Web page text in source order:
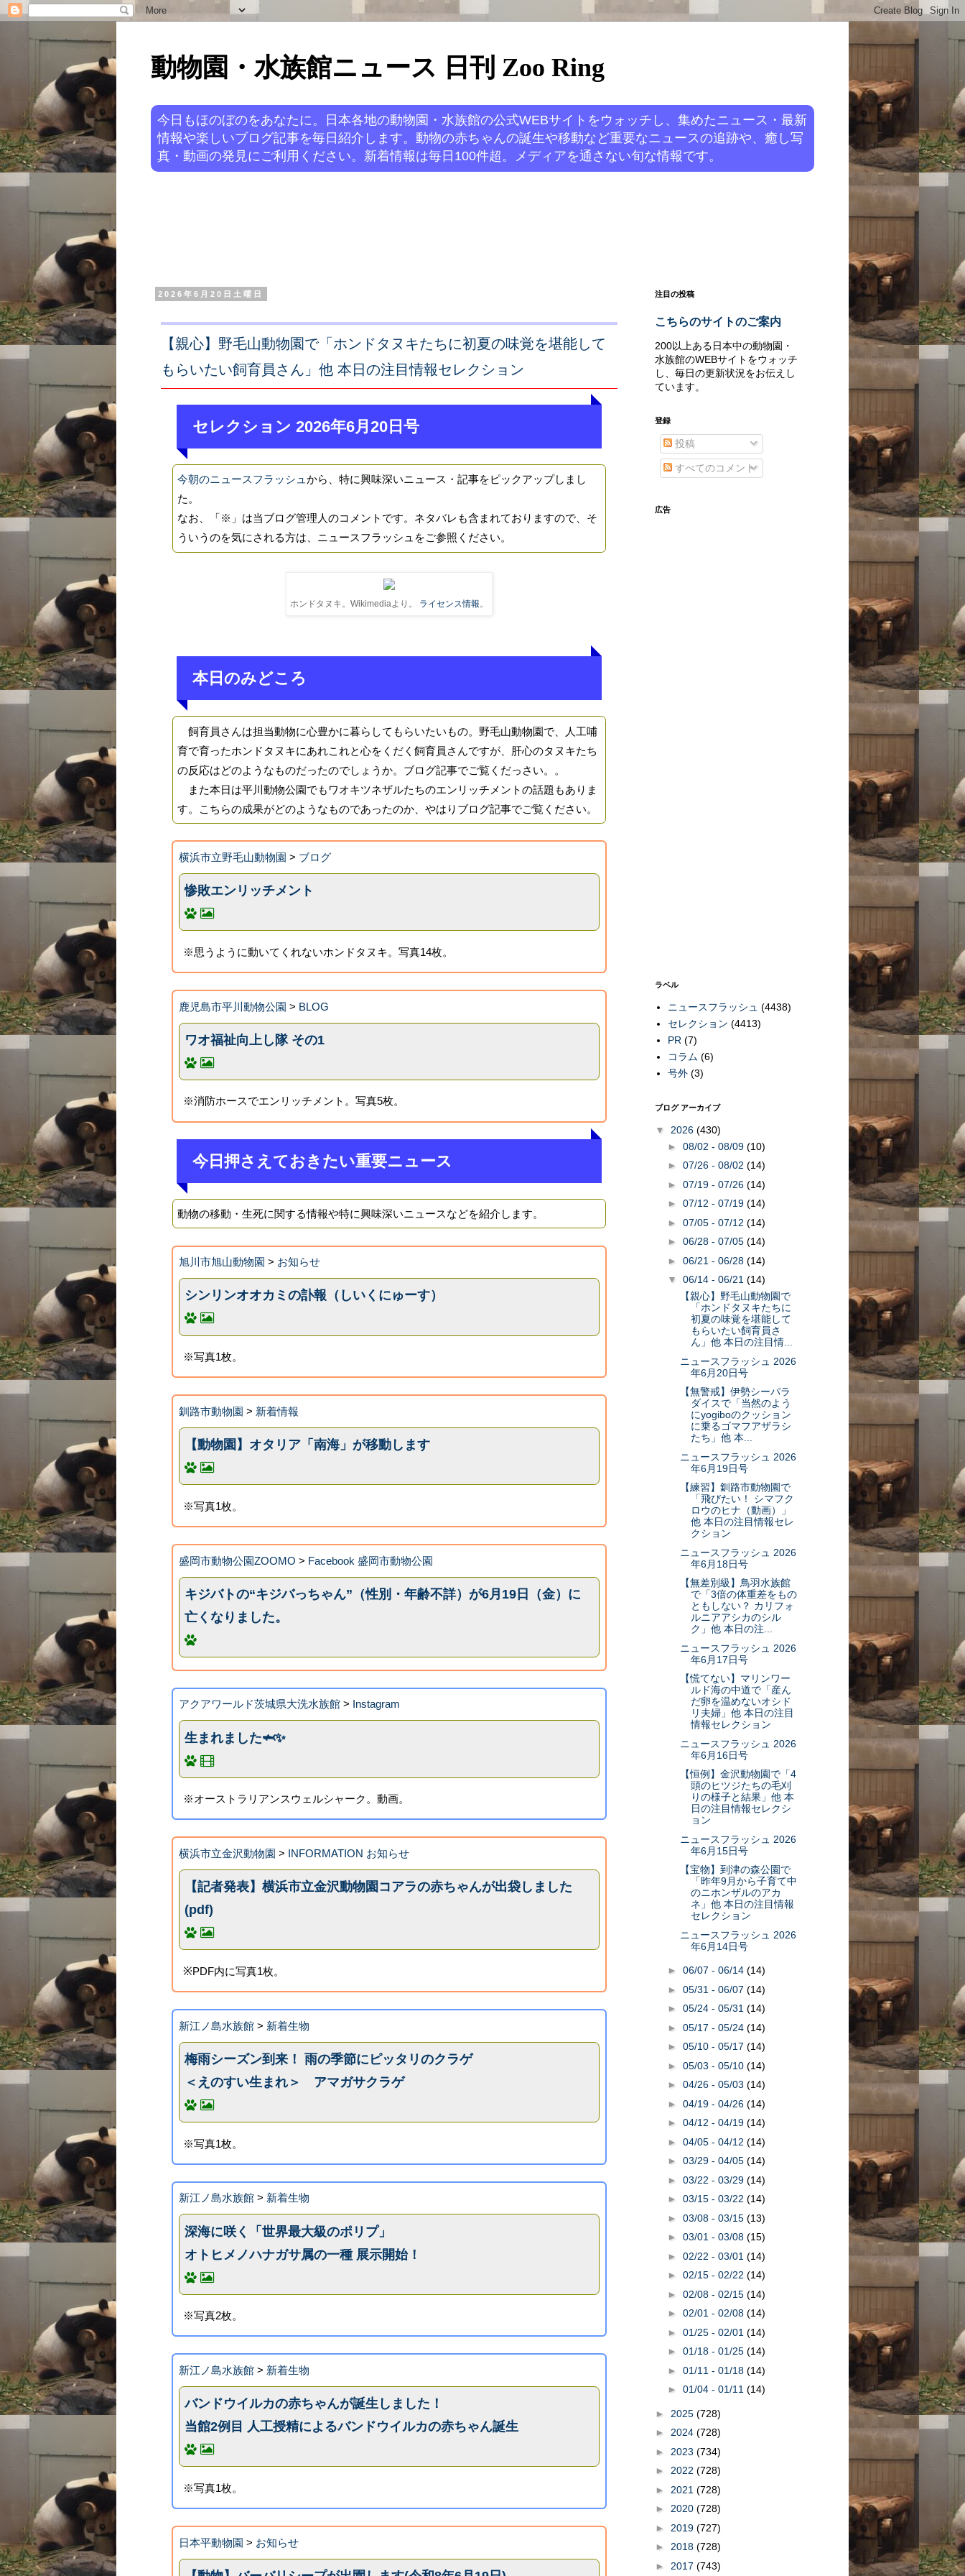
動物園・水族館ニュース 日刊 Zoo Ring
今日もほのぼのをあなたに。日本各地の動物園・水族館の公式WEBサイトをウォッチし、集めたニュース・最新
情報や楽しいブログ記事を毎日紹介します。動物の赤ちゃんの誕生や移動など重要なニュースの追跡や、癒し写
真・動画の発見にご利用ください。新着情報は毎日100件超。メディアを通さない旬な情報です。
2026年6月20日土曜日
【親心】野毛山動物園で「ホンドタヌキたちに初夏の味覚を堪能して
もらいたい飼育員さん」他 本日の注目情報セレクション
セレクション 2026年6月20日号
今朝のニュースフラッシュから、特に興味深いニュース・記事をピックアップしまし
た。
なお、「※」は当ブログ管理人のコメントです。ネタバレも含まれておりますので、そ
ういうのを気にされる方は、ニュースフラッシュをご参照ください。
ホンドタヌキ。Wikimediaより。 ライセンス情報 。
本日のみどころ
飼育員さんは担当動物に心豊かに暮らしてもらいたいもの。野毛山動物園で、人工哺
育で育ったホンドタヌキにあれこれと心をくだく飼育員さんですが、肝心のタヌキたち
の反応はどのようなものだったのでしょうか。ブログ記事でご覧くだっさい。。
また本日は平川動物公園でもワオキツネザルたちのエンリッチメントの話題もありま
す。こちらの成果がどのようなものであったのか、やはりブログ記事でご覧ください。
横浜市立野毛山動物園 > ブログ
惨敗エンリッチメント
※思うように動いてくれないホンドタヌキ。写真14枚。
鹿児島市平川動物公園 > BLOG
ワオ福祉向上し隊 その1
※消防ホースでエンリッチメント。写真5枚。
今日押さえておきたい重要ニュース
動物の移動・生死に関する情報や特に興味深いニュースなどを紹介します。
旭川市旭山動物園 > お知らせ
シンリンオオカミの訃報（しいくにゅーす）
※写真1枚。
釧路市動物園 > 新着情報
【動物園】オタリア「南海」が移動します
※写真1枚。
盛岡市動物公園ZOOMO > Facebook 盛岡市動物公園
キジバトの“キジバっちゃん”（性別・年齢不詳）が6月19日（金）に
亡くなりました。
アクアワールド茨城県大洗水族館 > Instagram
生まれました🦈✨
※オーストラリアンスウェルシャーク。動画。
横浜市立金沢動物園 > INFORMATION お知らせ
【記者発表】横浜市立金沢動物園コアラの赤ちゃんが出袋しました
(pdf)
※PDF内に写真1枚。
新江ノ島水族館 > 新着生物
梅雨シーズン到来！ 雨の季節にピッタリのクラゲ
＜えのすい生まれ＞ アマガサクラゲ
※写真1枚。
新江ノ島水族館 > 新着生物
深海に咲く「世界最大級のポリプ」
オトヒメノハナガサ属の一種 展示開始！
※写真2枚。
新江ノ島水族館 > 新着生物
バンドウイルカの赤ちゃんが誕生しました！
当館2例目 人工授精によるバンドウイルカの赤ちゃん誕生
※写真1枚。
日本平動物園 > お知らせ
注目の投稿
こちらのサイトのご案内
200以上ある日本中の動物園・
水族館のWEBサイトをウォッチ
し、毎日の更新状況をお伝えし
ています。
登録
投稿
すべてのコメント
広告
ラベル
ニュースフラッシュ (4438)
セレクション (4413)
PR (7)
コラム (6)
号外 (3)
ブログ アーカイブ
▼ 2026 (430)
► 08/02 - 08/09 (10)
► 07/26 - 08/02 (14)
► 07/19 - 07/26 (14)
► 07/12 - 07/19 (14)
► 07/05 - 07/12 (14)
► 06/28 - 07/05 (14)
► 06/21 - 06/28 (14)
▼ 06/14 - 06/21 (14)
【親心】野毛山動物園で
「ホンドタヌキたちに
初夏の味覚を堪能して
もらいたい飼育員さ
ん」他 本日の注目情...
ニュースフラッシュ 2026
年6月20日号
【無警戒】伊勢シーパラ
ダイスで「当然のよう
にyogiboのクッション
に乗るゴマフアザラシ
たち」他 本...
ニュースフラッシュ 2026
年6月19日号
【練習】釧路市動物園で
「飛びたい！ シマフク
ロウのヒナ（動画）」
他 本日の注目情報セレ
クション
ニュースフラッシュ 2026
年6月18日号
【無差別級】鳥羽水族館
で「3倍の体重差をもの
ともしない？ カリフォ
ルニアアシカのシル
ク」他 本日の注...
ニュースフラッシュ 2026
年6月17日号
【慌てない】マリンワー
ルド海の中道で「産ん
だ卵を温めないオシド
リ夫婦」他 本日の注目
情報セレクション
ニュースフラッシュ 2026
年6月16日号
【恒例】金沢動物園で「4
頭のヒツジたちの毛刈
りの様子と結果」他 本
日の注目情報セレクシ
ョン
ニュースフラッシュ 2026
年6月15日号
【宝物】到津の森公園で
「昨年9月から子育て中
のニホンザルのアカ
ネ」他 本日の注目情報
セレクション
ニュースフラッシュ 2026
年6月14日号
► 06/07 - 06/14 (14)
► 05/31 - 06/07 (14)
► 05/24 - 05/31 (14)
► 05/17 - 05/24 (14)
► 05/10 - 05/17 (14)
► 05/03 - 05/10 (14)
► 04/26 - 05/03 (14)
► 04/19 - 04/26 (14)
► 04/12 - 04/19 (14)
► 04/05 - 04/12 (14)
► 03/29 - 04/05 (14)
► 03/22 - 03/29 (14)
► 03/15 - 03/22 (14)
► 03/08 - 03/15 (13)
► 03/01 - 03/08 (15)
► 02/22 - 03/01 (14)
► 02/15 - 02/22 (14)
► 02/08 - 02/15 (14)
► 02/01 - 02/08 (14)
► 01/25 - 02/01 (14)
► 01/18 - 01/25 (14)
► 01/11 - 01/18 (14)
► 01/04 - 01/11 (14)
► 2025 (728)
► 2024 (728)
► 2023 (734)
► 2022 (728)
► 2021 (728)
► 2020 (728)
► 2019 (727)
► 2018 (728)
► 2017 (743)